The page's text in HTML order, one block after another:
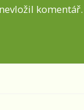
komentář.